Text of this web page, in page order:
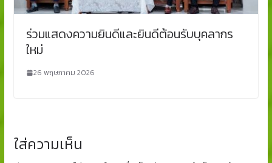
ร่วมแสดงความยินดีและยินดีต้อนรับบุคลากร
ใหม่
26 พฤษภาคม 2026
ใส่ความเห็น